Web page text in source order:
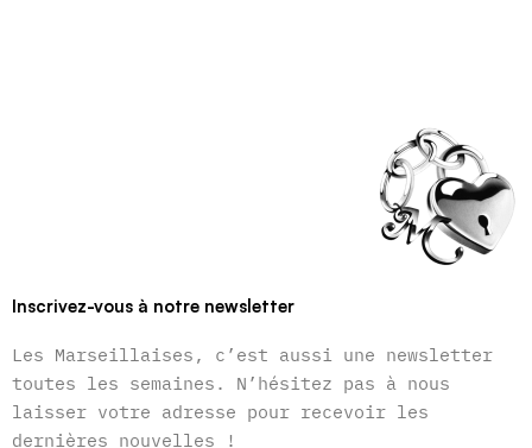
Inscrivez-vous à notre newsletter
Les Marseillaises, c’est aussi une newsletter
toutes les semaines. N’hésitez pas à nous
laisser votre adresse pour recevoir les
dernières nouvelles !